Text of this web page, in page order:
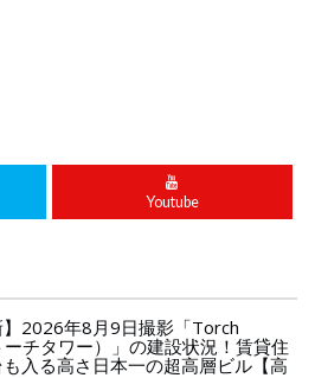
Youtube
】2026年8月9日撮影「Torch
チタワー）」の建設状況！賃貸住
入る高さ日本一の超高層ビル【高